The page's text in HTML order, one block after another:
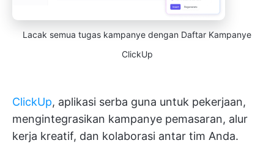
Lacak semua tugas kampanye dengan Daftar Kampanye
ClickUp
ClickUp, aplikasi serba guna untuk pekerjaan,
mengintegrasikan kampanye pemasaran, alur
kerja kreatif, dan kolaborasi antar tim Anda.